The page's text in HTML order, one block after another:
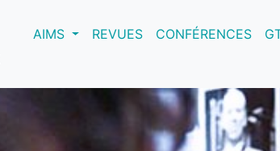
AIMS(current)REVUES CONFÉRENCES